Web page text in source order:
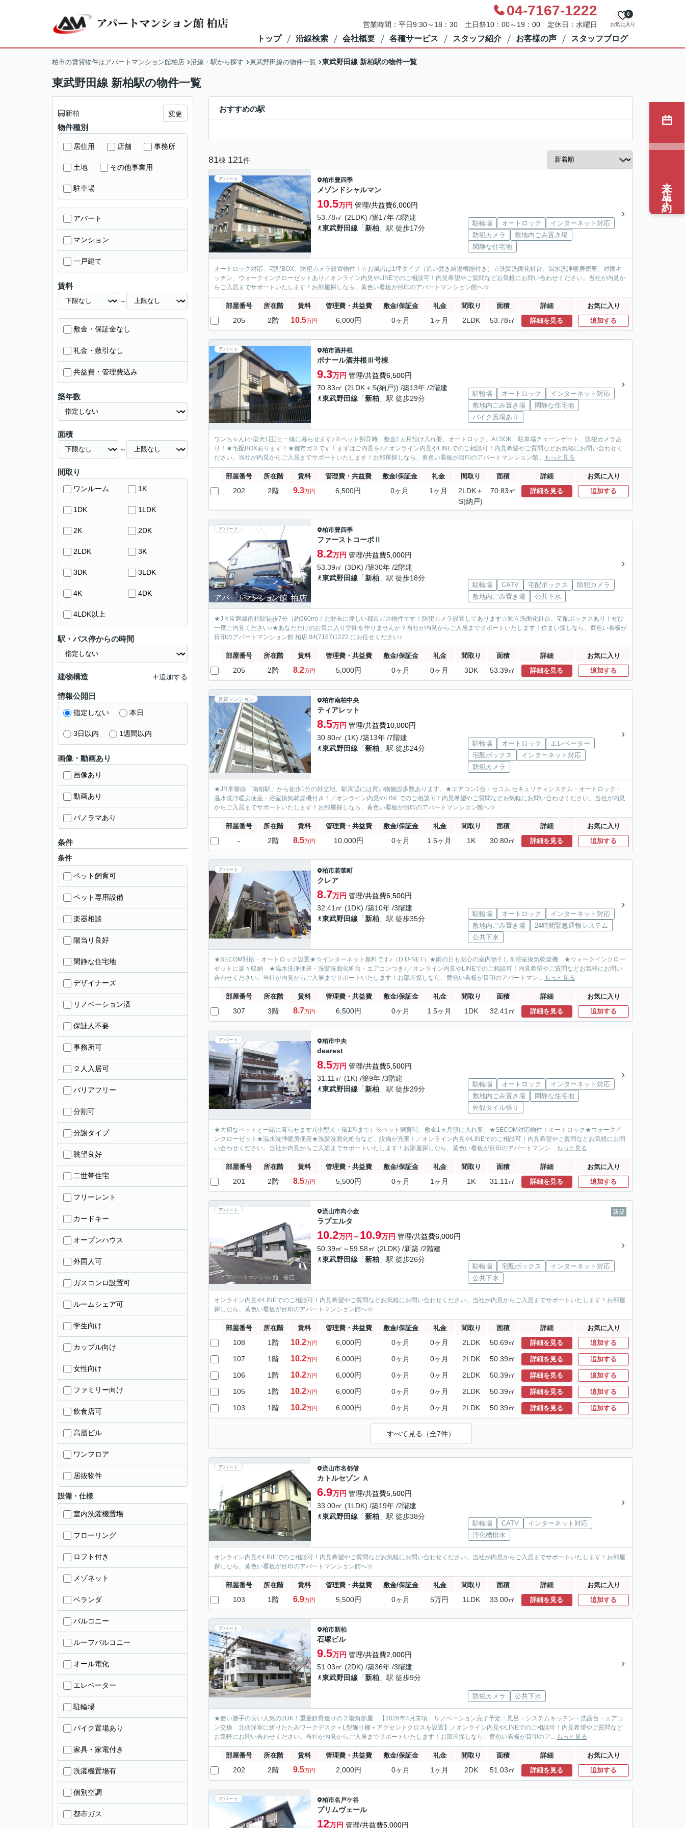
04-7167-1222
営業時間：平日9:30～18：30 土日祭10：00～19：00 定休日：水曜日 お気に入り
0
トップ 沿線検索 会社概要 各種サービス スタッフ紹介 お客様の声 スタッフブログ
柏市の賃貸物件はアパートマンション館柏店 沿線・駅から探す 東武野田線の物件一覧 東武野田線 新柏駅の物件一覧
東武野田線 新柏駅の物件一覧
おすすめの駅
81棟 121件
アパート 柏市豊四季
メゾンドシャルマン
10.5万円 管理/共益費6,000円
53.78㎡ (2LDK) /築17年 /3階建
東武野田線 「新柏 」駅 徒歩17分
駐輪場 オートロック
インターネット対応
防犯カメラ
敷地内ごみ置き場
閑静な住宅地
オートロック対応、宅配BOX、防犯カメラ設置物件！☆お風呂は1坪タイプ（追い焚き給湯機能付き）☆洗髪洗面化粧台、温水洗浄暖房便座、対面キ
ッチン、ウォークインクローゼットあり／オンライン内見やLINEでのご相談可！内見希望やご質問などお気軽にお問い合わせください。当社が内見か
らご入居までサポートいたします！お部屋探しなら、黄色い看板が目印のアパートマンション館へ☆
部屋番号 所在階 賃料 管理費・共益費 敷金/保証金 礼金 間取り 面積 詳細 お気に入り
205 2階 10.5万円 6,000円 0ヶ月 1ヶ月 2LDK 53.78㎡ 詳細を見る 追加する
アパート 柏市酒井根
ボナール酒井根Ⅲ号棟
9.3万円 管理/共益費6,500円
70.83㎡ (2LDK＋S(納戸)) /築13年 /2階建
東武野田線 「新柏 」駅 徒歩29分
駐輪場 オートロック
インターネット対応
敷地内ごみ置き場
閑静な住宅地
バイク置場あり
ワンちゃん(小型犬1匹)と一緒に暮らせます♪※ペット飼育時、敷金1ヵ月預け入れ要。オートロック、ALSOK、駐車場チェーンゲート、防犯カメラあ
り！★宅配BOXあります！★都市ガスです！まずはご内見を♪／オンライン内見やLINEでのご相談可！内見希望やご質問などお気軽にお問い合わせく
ださい。当社が内見からご入居までサポートいたします！お部屋探しなら、黄色い看板が目印のアパートマンション館... もっと見る
部屋番号 所在階 賃料 管理費・共益費 敷金/保証金 礼金 間取り 面積 詳細 お気に入り
202 2階 9.3万円 6,500円 0ヶ月 1ヶ月
2LDK＋
S(納戸)
70.83㎡ 詳細を見る 追加する
アパート 柏市豊四季
ファーストコーポⅡ
8.2万円 管理/共益費5,000円
53.39㎡ (3DK) /築30年 /2階建
東武野田線 「新柏 」駅 徒歩18分
駐輪場 CATV 宅配ボックス
防犯カメラ
敷地内ごみ置き場
公共下水
★JＲ常磐線南柏駅徒歩7分（約560m)！お財布に優しい都市ガス物件です！防犯カメラ設置してあります☆独立洗面化粧台、宅配ボックスあり！ぜひ
一度ご内見ください♪★あなただけのお気に入り空間を作りませんか？当社が内見からご入居までサポートいたします！住まい探しなら、黄色い看板が
目印のアパートマンション館 柏店 04(7167)1222 にお任せください♪
部屋番号 所在階 賃料 管理費・共益費 敷金/保証金 礼金 間取り 面積 詳細 お気に入り
205 2階 8.2万円 5,000円 0ヶ月 0ヶ月 3DK 53.39㎡ 詳細を見る 追加する
賃貸マンション 柏市南柏中央
ティアレット
8.5万円 管理/共益費10,000円
30.80㎡ (1K) /築13年 /7階建
東武野田線 「新柏 」駅 徒歩24分
駐輪場 オートロック
エレベーター
宅配ボックス
インターネット対応
防犯カメラ
★JR常磐線「南柏駅」から徒歩1分の好立地。駅周辺には買い物施設多数あります。★エアコン1台・セコム セキュリティシステム・オートロック・
温水洗浄暖房便座・浴室換気乾燥機付き！／オンライン内見やLINEでのご相談可！内見希望やご質問などお気軽にお問い合わせください。当社が内見
からご入居までサポートいたします！お部屋探しなら、黄色い看板が目印のアパートマンション館へ☆
部屋番号 所在階 賃料 管理費・共益費 敷金/保証金 礼金 間取り 面積 詳細 お気に入り
- 2階 8.5万円 10,000円 0ヶ月 1.5ヶ月 1K 30.80㎡ 詳細を見る 追加する
アパート 柏市若葉町
クレア
8.7万円 管理/共益費6,500円
32.41㎡ (1DK) /築10年 /3階建
東武野田線 「新柏 」駅 徒歩35分
駐輪場 オートロック
インターネット対応
敷地内ごみ置き場
24時間緊急通報システム
公共下水
★SECOM対応・オートロック設置★☆インターネット無料です♪（D.U-NET）★雨の日も安心の室内物干し＆浴室換気乾燥機 ★ウォークインクロー
ゼットに楽々収納 ★温水洗浄便座・洗髪洗面化粧台・エアコンつき♪／オンライン内見やLINEでのご相談可！内見希望やご質問などお気軽にお問い
合わせください。当社が内見からご入居までサポートいたします！お部屋探しなら、黄色い看板が目印のアパートマン... もっと見る
部屋番号 所在階 賃料 管理費・共益費 敷金/保証金 礼金 間取り 面積 詳細 お気に入り
307 3階 8.7万円 6,500円 0ヶ月 1.5ヶ月 1DK 32.41㎡ 詳細を見る 追加する
アパート 柏市中央
dearest
8.5万円 管理/共益費5,500円
31.11㎡ (1K) /築9年 /3階建
東武野田線 「新柏 」駅 徒歩29分
駐輪場 オートロック
インターネット対応
敷地内ごみ置き場
閑静な住宅地
外観タイル張り
★大切なペットと一緒に暮らせます♪(小型犬・猫1匹まで）※ペット飼育時、敷金1ヵ月預け入れ要。★SECOM対応物件！オートロック★ウォークイ
ンクローゼット★温水洗浄暖房便座★洗髪洗面化粧台など、設備が充実！／オンライン内見やLINEでのご相談可！内見希望やご質問などお気軽にお問
い合わせください。当社が内見からご入居までサポートいたします！お部屋探しなら、黄色い看板が目印のアパートマンシ... もっと見る
部屋番号 所在階 賃料 管理費・共益費 敷金/保証金 礼金 間取り 面積 詳細 お気に入り
201 2階 8.5万円 5,500円 0ヶ月 1ヶ月 1K 31.11㎡ 詳細を見る 追加する
アパート 新築
流山市向小金
ラプエルタ
10.2万円～10.9万円 管理/共益費6,000円
50.39㎡～59.58㎡ (2LDK) /新築 /2階建
東武野田線 「新柏 」駅 徒歩26分
駐輪場 宅配ボックス
インターネット対応
公共下水
オンライン内見やLINEでのご相談可！内見希望やご質問などお気軽にお問い合わせください。当社が内見からご入居までサポートいたします！お部屋
探しなら、黄色い看板が目印のアパートマンション館へ☆
部屋番号 所在階 賃料 管理費・共益費 敷金/保証金 礼金 間取り 面積 詳細 お気に入り
108 1階 10.2万円 6,000円 0ヶ月 0ヶ月 2LDK 50.69㎡ 詳細を見る 追加する
107 1階 10.2万円 6,000円 0ヶ月 0ヶ月 2LDK 50.39㎡ 詳細を見る 追加する
106 1階 10.2万円 6,000円 0ヶ月 0ヶ月 2LDK 50.39㎡ 詳細を見る 追加する
105 1階 10.2万円 6,000円 0ヶ月 0ヶ月 2LDK 50.39㎡ 詳細を見る 追加する
103 1階 10.2万円 6,000円 0ヶ月 0ヶ月 2LDK 50.39㎡ 詳細を見る 追加する
すべて見る（全7件）
アパート 流山市名都借
カトルセゾン Ａ
6.9万円 管理/共益費5,500円
33.00㎡ (1LDK) /築19年 /2階建
東武野田線 「新柏 」駅 徒歩38分
駐輪場 CATV
インターネット対応
浄化槽排水
オンライン内見やLINEでのご相談可！内見希望やご質問などお気軽にお問い合わせください。当社が内見からご入居までサポートいたします！お部屋
探しなら、黄色い看板が目印のアパートマンション館へ☆
部屋番号 所在階 賃料 管理費・共益費 敷金/保証金 礼金 間取り 面積 詳細 お気に入り
103 1階 6.9万円 5,500円 0ヶ月 5万円 1LDK 33.00㎡ 詳細を見る 追加する
アパート 柏市新柏
石塚ビル
9.5万円 管理/共益費2,000円
51.03㎡ (2DK) /築36年 /3階建
東武野田線 「新柏 」駅 徒歩9分
防犯カメラ 公共下水
★使い勝手の良い人気の2DK！重量鉄骨造りの２階角部屋 【2026年4月末頃 リノベーション完了予定：風呂・システムキッチン・洗面台・エアコ
ン交換 北側洋室に折りたたみワークデスク＋L型飾り棚＋アクセントクロスを設置】／オンライン内見やLINEでのご相談可！内見希望やご質問など
お気軽にお問い合わせください。当社が内見からご入居までサポートいたします！お部屋探しなら、黄色い看板が目印のア... もっと見る
部屋番号 所在階 賃料 管理費・共益費 敷金/保証金 礼金 間取り 面積 詳細 お気に入り
202 2階 9.5万円 2,000円 0ヶ月 1ヶ月 2DK 51.03㎡ 詳細を見る 追加する
アパート 柏市名戸ケ谷
プリムヴェール
12万円 管理/共益費5,000円
新柏 変更
物件種別
居住用 店舗 事務所
土地 その他事業用
駐車場
アパート
マンション
一戸建て
賃料
～
敷金・保証金なし
礼金・敷引なし
共益費・管理費込み
築年数
面積
～
間取り
ワンルーム 1K
1DK 1LDK
2K 2DK
2LDK 3K
3DK 3LDK
4K 4DK
4LDK以上
駅・バス停からの時間
建物構造 追加する
情報公開日
指定しない 本日
3日以内 1週間以内
画像・動画あり
画像あり
動画あり
パノラマあり
条件
条件
ペット飼育可
ペット専用設備
楽器相談
陽当り良好
閑静な住宅地
デザイナーズ
リノベーション済
保証人不要
事務所可
２人入居可
バリアフリー
分割可
分譲タイプ
眺望良好
二世帯住宅
フリーレント
カードキー
オープンハウス
外国人可
ガスコンロ設置可
ルームシェア可
学生向け
カップル向け
女性向け
ファミリー向け
飲食店可
高層ビル
ワンフロア
居抜物件
設備・仕様
室内洗濯機置場
フローリング
ロフト付き
メゾネット
ベランダ
バルコニー
ルーフバルコニー
オール電化
エレベーター
駐輪場
バイク置場あり
家具・家電付き
洗濯機置場有
個別空調
都市ガス
来店予約